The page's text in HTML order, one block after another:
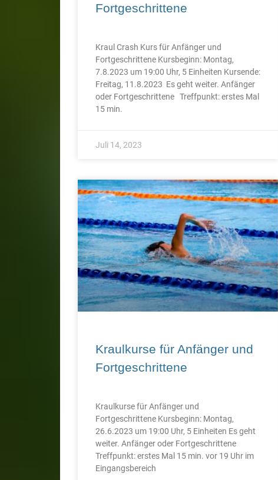
Fortgeschrittene
Kraul Crash Kurs für Anfänger und
Fortgeschrittene Kursbeginn: Montag,
7.8.2023 um 19:00 Uhr, 5 Einheiten Kursende:
Freitag, 11.8.2023 Es geht weiter. Anfänger
oder Fortgeschrittene Treffpunkt: erstes Mal
15 min.
Juli 14, 2023
Kraulkurse für Anfänger und
Fortgeschrittene
Kraulkurse für Anfänger und
Fortgeschrittene Kursbeginn: Montag,
26.6.2023 um 19:00 Uhr, 5 Einheiten Es geht
weiter. Anfänger oder Fortgeschrittene
Treffpunkt: erstes Mal 15 min. vor 19 Uhr im
Eingangsbereich